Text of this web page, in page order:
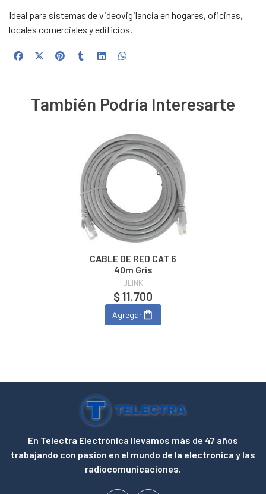
Ideal para sistemas de videovigilancia en hogares, oficinas,
locales comerciales y edificios.
También Podría Interesarte
CABLE DE RED CAT 6
40m Gris
ULINK
$ 11.700
Agregar
En Telectra Electrónica llevamos más de 47 años
trabajando con pasión en el mundo de la electrónica y las
radiocomunicaciones.